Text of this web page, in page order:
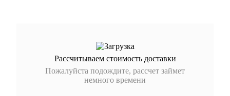
Рассчитываем стоимость доставки
Пожалуйста подождите, рассчет займет
немного времени